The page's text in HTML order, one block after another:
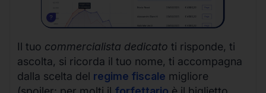
Il tuo commercialista dedicato ti risponde, ti
ascolta, si ricorda il tuo nome, ti accompagna
dalla scelta del regime fiscale migliore